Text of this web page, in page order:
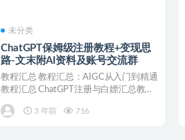
未分类
ChatGPT保姆级注册教程+变现思
路-文末附AI资料及账号交流群
教程汇总 教程汇总：AIGC从入门到精通
教程汇总 ChatGPT注册与白嫖汇总教
3 年前
716